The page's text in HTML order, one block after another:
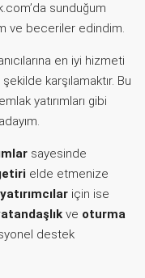
sunduğum
ve beceriler edindim.
en iyi hizmeti
karşılamaktır. Bu
yatırımları gibi
sayesinde
elde etmenize
için ise
ve oturma
destek